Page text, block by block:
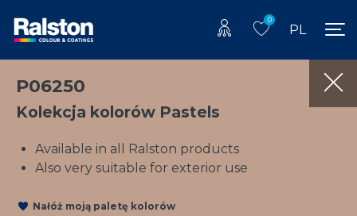
0
PL
P06250
Kolekcja kolorów Pastels
Available in all Ralston products
Also very suitable for exterior use
Nałóż moją paletę kolorów